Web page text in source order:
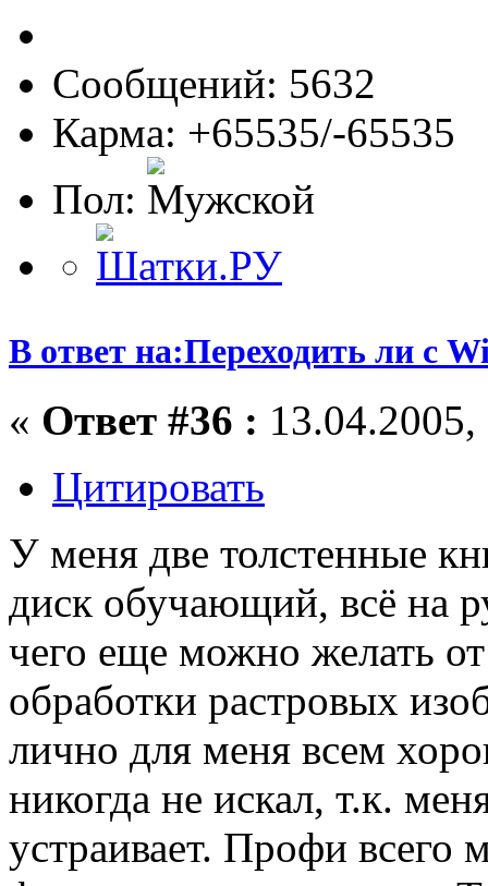
Сообщений: 5632
Карма: +65535/-65535
Пол:
В ответ на:Переходить ли с
« Ответ #36 :
Цитировать
У меня две толстенные
диск обучающий, всё на
чего еще можно желать
обработки растровых
лично для меня всем
никогда не искал, т.к.
устраивает. Профи всего